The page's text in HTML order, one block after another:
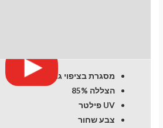
מסגרת בציפוי גומי
הצללה 85%
UV פילטר
צבע שחור